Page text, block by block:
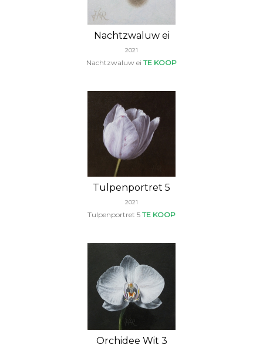
Nachtzwaluw ei
2021
Nachtzwaluw ei TE KOOP
Tulpenportret 5
2021
Tulpenportret 5 TE KOOP
Orchidee Wit 3